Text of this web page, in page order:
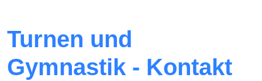
Turnen und
Gymnastik - Kontakt